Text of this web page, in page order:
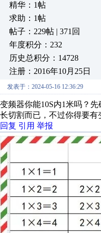
精华：1帖
求助：1帖
帖子：229帖 | 371回
年度积分：232
历史总积分：14728
注册：2016年10月25日
发表于：2024-05-16 12:36:29
变频器你能10S内1米吗？
长切割而已，不过你得要
回复 引用 举报